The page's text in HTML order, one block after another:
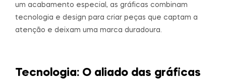
um acabamento especial, as gráficas combinam
tecnologia e design para criar peças que captam a
atenção e deixam uma marca duradoura.
Tecnologia: O aliado das gráficas